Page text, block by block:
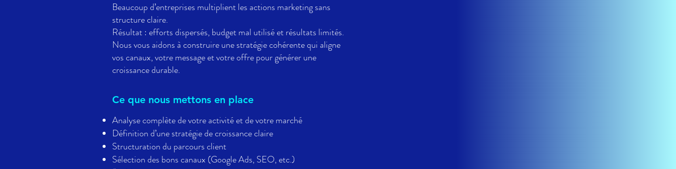
Beaucoup d’entreprises multiplient les actions marketing sans
structure claire.
Résultat : efforts dispersés, budget mal utilisé et résultats limités.
Nous vous aidons à construire une stratégie cohérente qui aligne
vos canaux, votre message et votre offre pour générer une
croissance durable.
Ce que nous mettons en place
Analyse complète de votre activité et de votre marché
Définition d’une stratégie de croissance claire
Structuration du parcours client
Sélection des bons canaux (Google Ads, SEO, etc.)